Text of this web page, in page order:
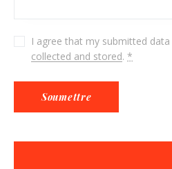
I agree that my submitted data
collected and stored.*